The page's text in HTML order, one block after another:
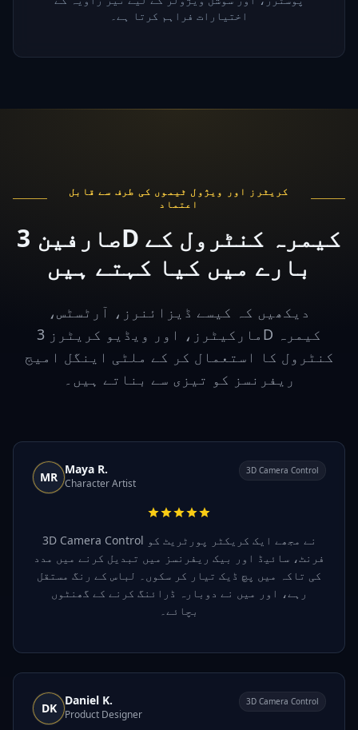
اختیارات فراہم کرتا ہے۔
کریٹرز اور ویژول ٹیموں کی طرف سے قابل
اعتماد
صارفین 3D کیمرہ کنٹرول کے
بارے میں کیا کہتے ہیں
دیکھیں کہ کیسے ڈیزائنرز، آرٹسٹس،
مارکیٹرز، اور ویڈیو کریٹرز 3D کیمرہ
کنٹرول کا استعمال کر کے ملٹی اینگل امیج
ریفرنسز کو تیزی سے بناتے ہیں۔
MR
Maya R.
Character Artist
3D Camera Control
3D Camera Control نے مجھے ایک کریکٹر پورٹریٹ کو
فرنٹ، سائیڈ اور بیک ریفرنسز میں تبدیل کرنے میں مدد
کی تاکہ میں پچ ڈیک تیار کر سکوں۔ لباس کے رنگ مستقل
رہے، اور میں نے دوبارہ ڈرائنگ کرنے کے گھنٹوں
بچائے۔
DK
Daniel K.
Product Designer
3D Camera Control